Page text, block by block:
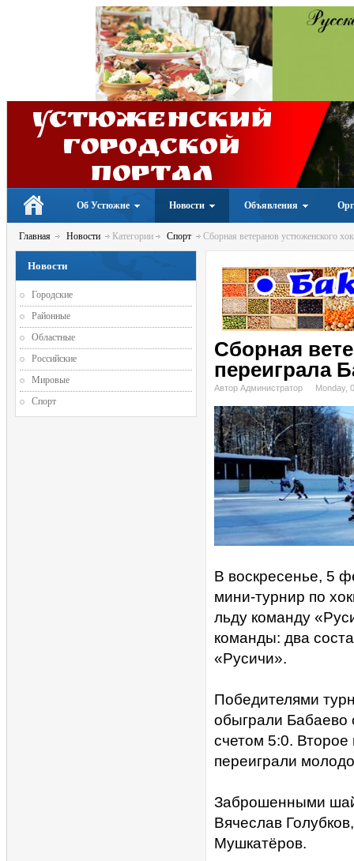
Устюженский
Городской
портал
Об Устюжне Новости Объявления
Главная Новости Категории Спорт Сборная ветеранов устюженского
Сборная
переиграла
Автор Администратор Monday,
В воскресенье, 5
мини-турнир по
льду команду
команды: два
«Русичи».
Победителями
обыграли Бабаево
счетом 5:0.
переиграли
Заброшенными
Вячеслав
Мушкатёров.
Новости
Городские
Районные
Областные
Российские
Мировые
Спорт